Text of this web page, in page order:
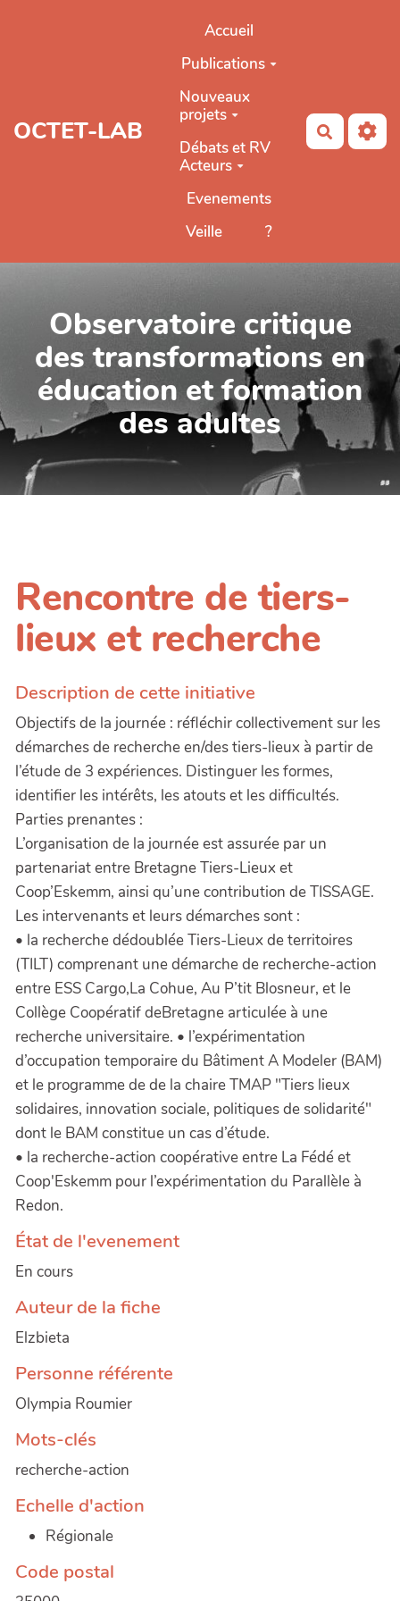
OCTET-LAB
Accueil
Publications
Nouveaux
projets
Débats et RV
Acteurs
Evenements
Veille
?
Observatoire critique
des transformations en
éducation et formation
des adultes
Rencontre de tiers-
lieux et recherche
Description de cette initiative
Objectifs de la journée : réfléchir collectivement sur les
démarches de recherche en/des tiers-lieux à partir de
l’étude de 3 expériences. Distinguer les formes,
identifier les intérêts, les atouts et les difficultés.
Parties prenantes :
L’organisation de la journée est assurée par un
partenariat entre Bretagne Tiers-Lieux et
Coop’Eskemm, ainsi qu’une contribution de TISSAGE.
Les intervenants et leurs démarches sont :
• la recherche dédoublée Tiers-Lieux de territoires
(TILT) comprenant une démarche de recherche-action
entre ESS Cargo,La Cohue, Au P’tit Blosneur, et le
Collège Coopératif deBretagne articulée à une
recherche universitaire. • l’expérimentation
d’occupation temporaire du Bâtiment A Modeler (BAM)
et le programme de de la chaire TMAP "Tiers lieux
solidaires, innovation sociale, politiques de solidarité"
dont le BAM constitue un cas d’étude.
• la recherche-action coopérative entre La Fédé et
Coop'Eskemm pour l’expérimentation du Parallèle à
Redon.
État de l'evenement
En cours
Auteur de la fiche
Elzbieta
Personne référente
Olympia Roumier
Mots-clés
recherche-action
Echelle d'action
Régionale
Code postal